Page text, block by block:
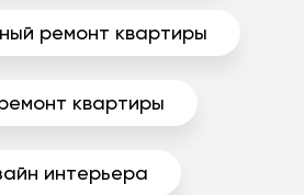
ремонт квартиры
квартиры
интерьера